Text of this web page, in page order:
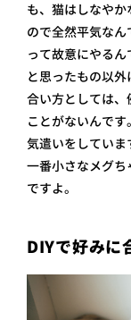
も、猫はしなや
ので全然平気な
って故意にやる
と思ったもの以
合い方としては、
ことがないんで
気遣いをしていま
一番小さなメグ
ですよ。
DIYで好みに